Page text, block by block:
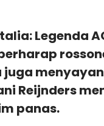
Legenda
juga
Reijnders
panas.